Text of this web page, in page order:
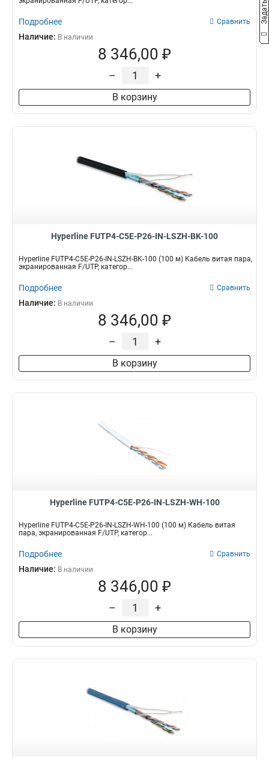
Подробнее Сравнить
Наличие: В наличии
8 346,00 ₽
– +
В корзину
Hyperline FUTP4-C5E-P26-IN-LSZH-BK-100
Hyperline FUTP4-C5E-P26-IN-LSZH-BK-100 (100 м) Кабель витая пара,
экранированная F/UTP, категор...
Подробнее Сравнить
Наличие: В наличии
8 346,00 ₽
– +
В корзину
Hyperline FUTP4-C5E-P26-IN-LSZH-WH-100
Hyperline FUTP4-C5E-P26-IN-LSZH-WH-100 (100 м) Кабель витая
пара, экранированная F/UTP, категор...
Подробнее Сравнить
Наличие: В наличии
8 346,00 ₽
– +
В корзину